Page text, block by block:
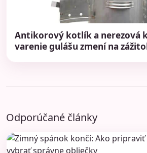
Antikorový kotlík a nerezová
varenie gulášu zmení na
Odporúčané články